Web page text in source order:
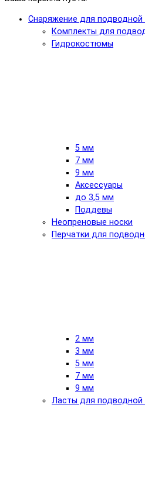
Снаряжение для подводной
Комплекты для
Гидрокостюмы
5 мм
7 мм
9 мм
Аксессуары
до 3,5 мм
Поддевы
Неопреновые носки
Перчатки для
2 мм
3 мм
5 мм
7 мм
9 мм
Ласты для подводной